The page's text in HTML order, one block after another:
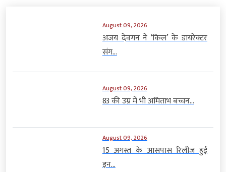
August 09, 2026
अजय देवगन ने ‘किल’ के डायरेक्टर
संग...
August 09, 2026
83 की उम्र में भी अमिताभ बच्चन...
August 09, 2026
15 अगस्त के आसपास रिलीज हुई
इन...